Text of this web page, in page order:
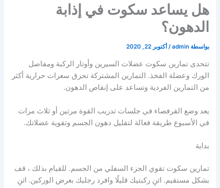
هل يساعد سكوت في إذابة
الدهون؟
بواسطة admin
/أكتوبر 22, 2020
تتحدى تمارين سكوت عضلات السيرين وأوتار الركبة ومفاصل
الورك وعضلة الفخذ. التمارين المشتركة تحرق سعرات حرارية أكثر
من التمارين الفردية وتساعد على إنقاص الدهون.
يعد وضع القرفصاء في جلسات تدريب القوة مرتين أو ثلاث مرات
في الأسبوع طريقة فعالة لتقليل دهون الجسم وتقوية عضلاتك.
بداية
تمارين سكوت تقوي الجزء السفلي من الجسم. للقيام بذلك ، قف
بشكل مستقيم. اثنِ ركبتيك قليلًا وافرد رجليك بعرض الوركين. اثنِ